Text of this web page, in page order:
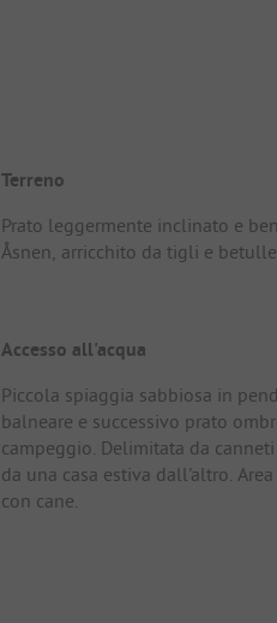
Terreno
Prato leggermente inclinato e
Åsnen, arricchito da tigli e
Accesso all'acqua
Piccola spiaggia sabbiosa in
balneare e successivo prato
campeggio. Delimitata da
da una casa estiva dall'altro.
con cane.